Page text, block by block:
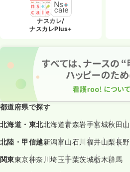
ナスカレ/
ナスカレPlus+
都道府県で探す
北海道・東北北海道青森岩手宮城秋田
北陸・甲信越新潟富山石川福井山梨長野
関東東京神奈川埼玉千葉茨城栃木群馬